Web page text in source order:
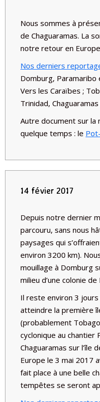
Nous sommes à
de Chaguaramas. La
notre retour en
Nos derniers
Domburg, Paramaribo
Vers les Caraïbes ;
Trinidad, Chaguaramas
Autre document sur la
quelque temps : le
14 févier 2017
Depuis notre dernier
parcouru, sans nous
paysages qui
environ 3200 km).
mouillage à Domburg
milieu d’une colonie de
Il reste environ 3
atteindre la première
(probablement
cyclonique au chantier
Chaguaramas sur l’île
Europe le 3 mai 2017
fait place à une belle
tempêtes se seront